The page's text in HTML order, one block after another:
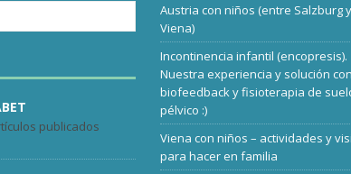
publicados
Austria con niños (entre Salzburg
Viena)
Incontinencia infantil (encopresis).
Nuestra experiencia y solución
biofeedback y fisioterapia de
pélvico :)
Viena con niños – actividades y
para hacer en familia